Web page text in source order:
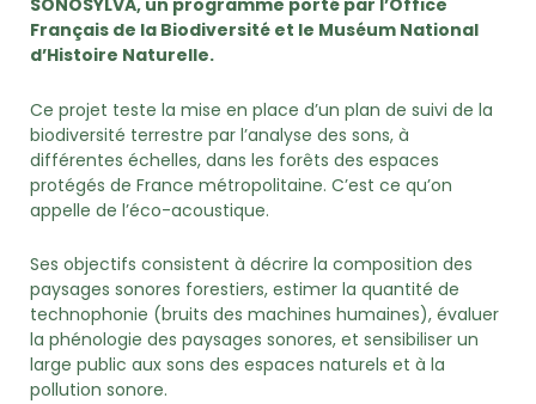
SONOSYLVA, un programme porté par l’Office
Français de la Biodiversité et le Muséum National
d’Histoire Naturelle.
Ce projet teste la mise en place d’un plan de suivi de la
biodiversité terrestre par l’analyse des sons, à
différentes échelles, dans les forêts des espaces
protégés de France métropolitaine. C’est ce qu’on
appelle de l’éco-acoustique.
Ses objectifs consistent à décrire la composition des
paysages sonores forestiers, estimer la quantité de
technophonie (bruits des machines humaines), évaluer
la phénologie des paysages sonores, et sensibiliser un
large public aux sons des espaces naturels et à la
pollution sonore.